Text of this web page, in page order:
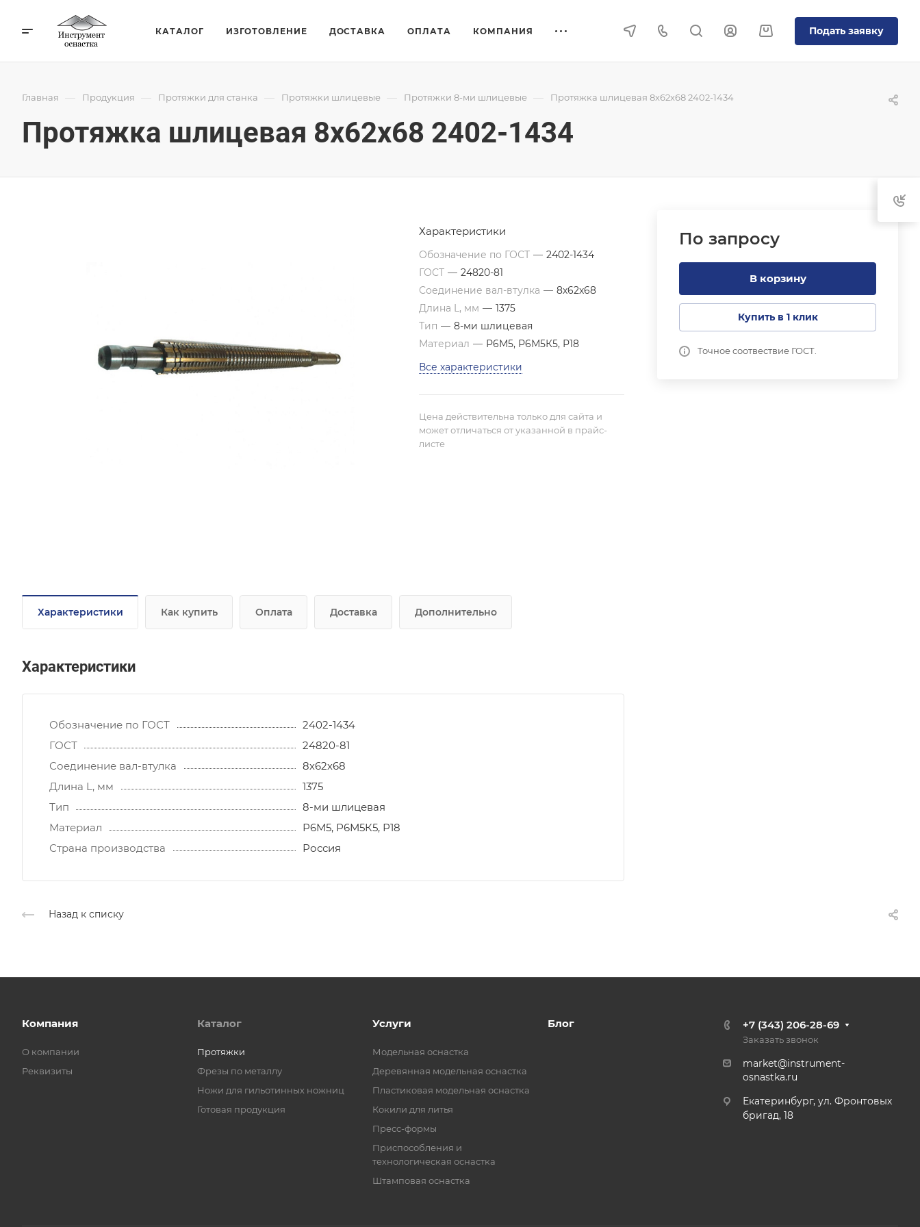
КАТАЛОГ ИЗГОТОВЛЕНИЕ ДОСТАВКА ОПЛАТА КОМПАНИЯ Подать заявку
Главная — Продукция — Протяжки для станка — Протяжки шлицевые — Протяжки 8-ми шлицевые — Протяжка шлицевая 8x62x68 2402-1434
Протяжка шлицевая 8x62x68 2402-1434
По запросу
В корзину
Купить в 1 клик
Точное соотвествие ГОСТ.
Характеристики
Обозначение по ГОСТ — 2402-1434
ГОСТ — 24820-81
Соединение вал-втулка — 8х62х68
Длина L, мм — 1375
Тип — 8-ми шлицевая
Материал — Р6М5, Р6М5К5, Р18
Все характеристики
Цена действительна только для сайта и
может отличаться от указанной в прайс-
листе
Характеристики Как купить Оплата Доставка Дополнительно
Характеристики
Обозначение по ГОСТ
2402-1434
ГОСТ
24820-81
Соединение вал-втулка
8х62х68
Длина L, мм
1375
Тип
8-ми шлицевая
Материал
Р6М5, Р6М5К5, Р18
Страна производства
Россия
Назад к списку
Компания
О компании
Реквизиты
Каталог
Протяжки
Фрезы по металлу
Ножи для гильотинных ножниц
Готовая продукция
Услуги
Модельная оснастка
Деревянная модельная оснастка
Пластиковая модельная оснастка
Кокили для литья
Пресс-формы
Приспособления и
технологическая оснастка
Штамповая оснастка
Блог +7 (343) 206-28-69
Заказать звонок
market@instrument-
osnastka.ru
Екатеринбург, ул. Фронтовых
бригад, 18